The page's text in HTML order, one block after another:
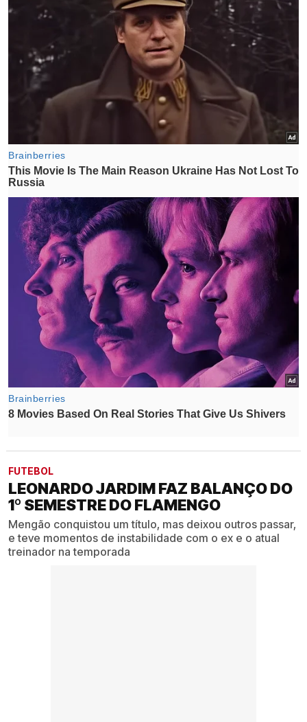
FUTEBOL
LEONARDO JARDIM FAZ BALANÇO DO
1º SEMESTRE DO FLAMENGO
Mengão conquistou um título, mas deixou outros passar,
e teve momentos de instabilidade com o ex e o atual
treinador na temporada